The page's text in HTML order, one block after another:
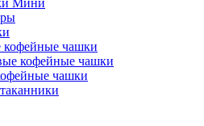
Мини
кофейные чашки
кофейные чашки
чашки